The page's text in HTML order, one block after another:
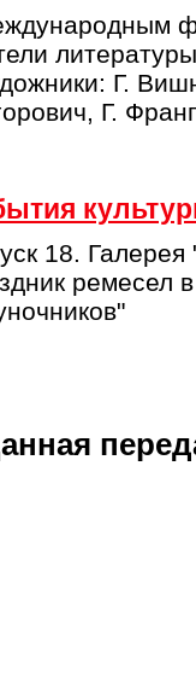
Г.
Г.
18.
ремесел